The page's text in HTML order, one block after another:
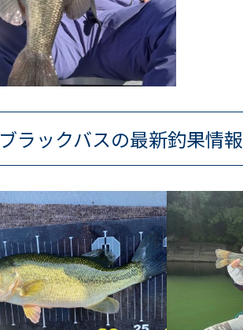
ブラックバスの最新釣果情報